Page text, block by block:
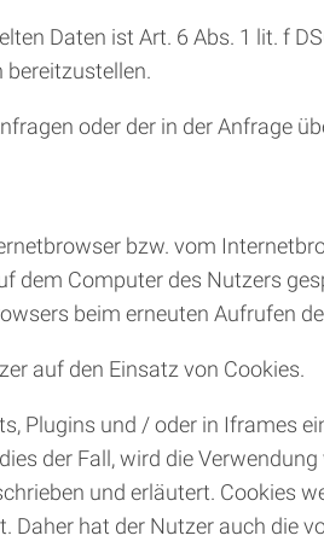
Daten ist Art. 6 Abs. 1 lit. f
bereitzustellen.
oder der in der Anfrage
bzw. vom
dem Computer des Nutzers
beim erneuten Aufrufen
auf den Einsatz von Cookies.
Plugins und / oder in Iframes
der Fall, wird die
und erläutert. Cookies
hat der Nutzer auch die